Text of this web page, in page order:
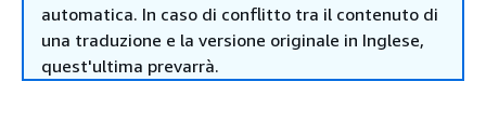
automatica. In caso di conflitto tra il contenuto di
una traduzione e la versione originale in Inglese,
quest'ultima prevarrà.